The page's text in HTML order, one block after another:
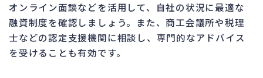
オンライン面談などを活用して、自社の状況に最適な
融資制度を確認しましょう。また、商工会議所や税理
士などの認定支援機関に相談し、専門的なアドバイス
を受けることも有効です。